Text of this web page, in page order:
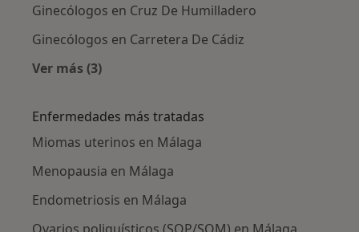
Ginecólogos en Cruz De Humilladero
Ginecólogos en Carretera De Cádiz
Ver más (3)
Enfermedades más tratadas
Miomas uterinos en Málaga
Menopausia en Málaga
Endometriosis en Málaga
Ovarios poliquísticos (SOP/SOM) en Málaga